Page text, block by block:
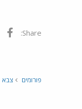
Share:
פורומים צבא